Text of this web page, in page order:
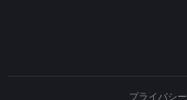
プライバシー